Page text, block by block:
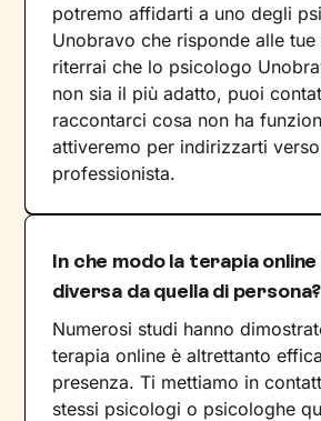
potremo affidarti a uno degli
Unobravo che risponde alle tue
riterrai che lo psicologo
non sia il più adatto, puoi
raccontarci cosa non ha
attiveremo per indirizzarti
professionista.
In che modo la terapia online
diversa da quella di persona?
Numerosi studi hanno
terapia online è altrettanto
presenza. Ti mettiamo in
stessi psicologi o psicologhe